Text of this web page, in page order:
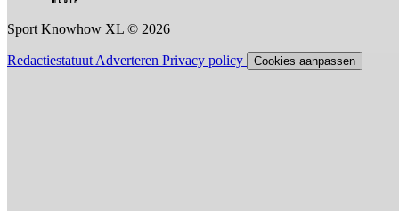
Sport Knowhow XL © 2026
Redactiestatuut Adverteren Privacy policy Cookies aanpassen